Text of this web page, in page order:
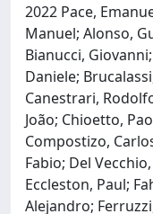
2022 Pace,
Manuel; Alonso,
Bianucci,
Daniele;
Canestrari,
João; Chioetto,
Compostizo,
Fabio; Del
Eccleston, Paul;
Alejandro;